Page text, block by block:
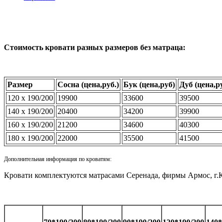
Стоимость кровати разных размеров без матраца:
Размер Сосна (цена,руб.) Бук (цена,руб) Дуб (
120 х 190/200 19900 33600
39500
140 х 190/200 20400 34200
39900
160 х 190/200 21200 34600
40300
180 х 190/200 22000 35500 41500
Дополнительная информация по кроватям:
Кровати комплектуются матрасами Серенада, фирмы Армос,